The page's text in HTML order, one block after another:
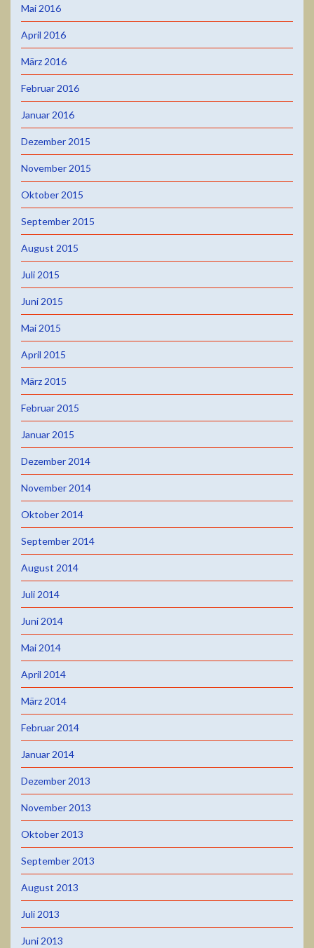
Mai 2016
April 2016
März 2016
Februar 2016
Januar 2016
Dezember 2015
November 2015
Oktober 2015
September 2015
August 2015
Juli 2015
Juni 2015
Mai 2015
April 2015
März 2015
Februar 2015
Januar 2015
Dezember 2014
November 2014
Oktober 2014
September 2014
August 2014
Juli 2014
Juni 2014
Mai 2014
April 2014
März 2014
Februar 2014
Januar 2014
Dezember 2013
November 2013
Oktober 2013
September 2013
August 2013
Juli 2013
Juni 2013